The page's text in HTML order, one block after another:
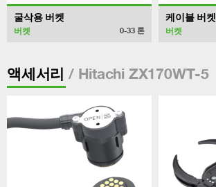
굴삭용 버켓
버켓 0-33 톤
케이블 버켓
버켓
액세서리 / Hitachi ZX170WT-5